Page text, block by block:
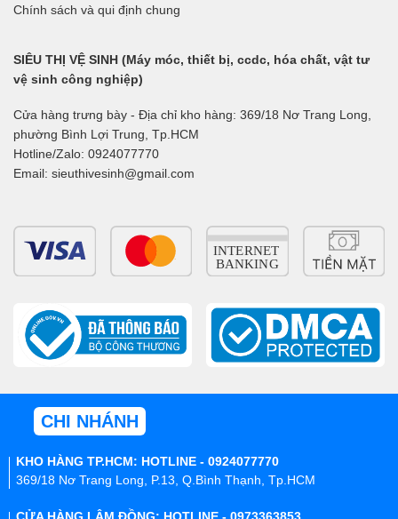
Chính sách và qui định chung
SIÊU THỊ VỆ SINH (Máy móc, thiết bị, ccdc, hóa chất, vật tư
vệ sinh công nghiệp)
Cửa hàng trưng bày - Địa chỉ kho hàng: 369/18 Nơ Trang Long,
phường Bình Lợi Trung, Tp.HCM
Hotline/Zalo: 0924077770
Email: sieuthivesinh@gmail.com
CHI NHÁNH
KHO HÀNG TP.HCM: HOTLINE - 0924077770
369/18 Nơ Trang Long, P.13, Q.Bình Thạnh, Tp.HCM